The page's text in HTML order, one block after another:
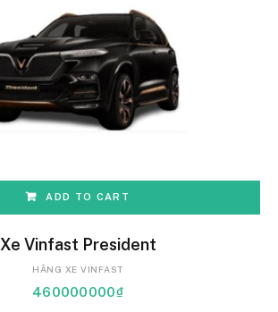
ADD TO CART
Xe Vinfast President
HÃNG XE VINFAST
460000000₫